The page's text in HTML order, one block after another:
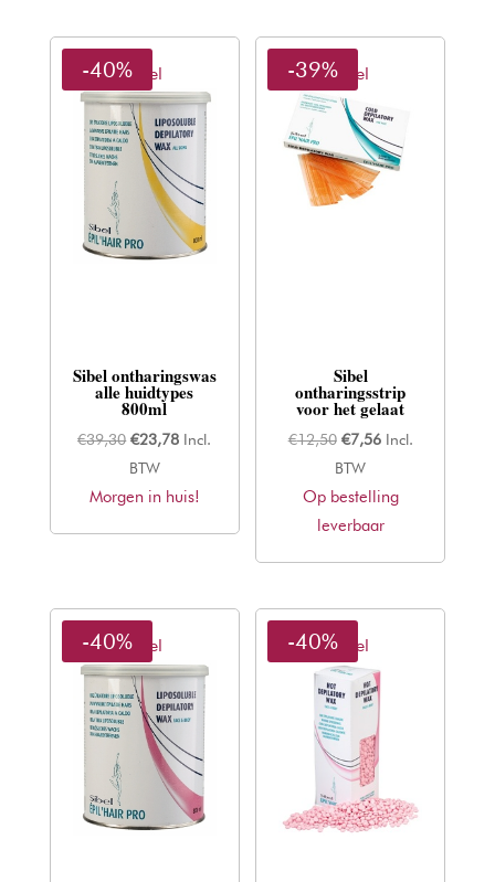
Sibel
-40%
Sibel ontharingswas
alle huidtypes
800ml
€39,30 Oorspronkelijke
prijs
was:
€23,78Huidige
is:
Incl.
BTW
Morgen in huis!
Sibel
-39%
Sibel
ontharingsstrip
voor het gelaat
€12,50 Oorspronkelijke
prijs
was:
€12,50.
€7,56Huidige
is:
€7,56.
Incl.
BTW
Op bestelling
leverbaar
Sibel
-40% Sibel
-40%